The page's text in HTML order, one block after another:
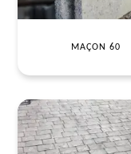
MAÇON 60